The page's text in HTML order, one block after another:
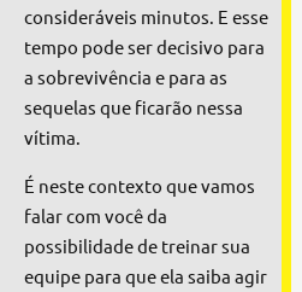
consideráveis minutos. E esse
tempo pode ser decisivo para
a sobrevivência e para as
sequelas que ficarão nessa
vítima.
É neste contexto que vamos
falar com você da
possibilidade de treinar sua
equipe para que ela saiba agir